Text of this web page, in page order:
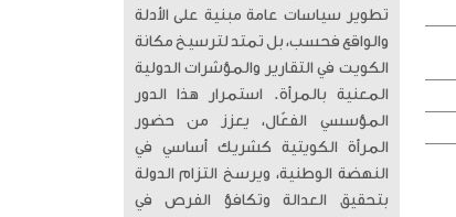
تطوير سياسات عامة مبنية على الأدلة
والواقع فحسب، بل تمتد لترسيخ مكانة
الكويت في التقارير والمؤشرات الدولية
المعنية بالمرأة. ​ استمرار هذا الدور
المؤسسي الفعّال، يعزز من حضور
المرأة الكويتية كشريك أساسي في
النهضة الوطنية، ويرسخ التزام الدولة
بتحقيق العدالة وتكافؤ الفرص في